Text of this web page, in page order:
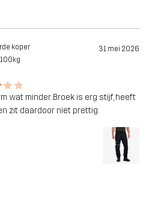
koper 31 mei 2026
wat minder. Broek is erg stijf, heeft
zit daardoor niet prettig.